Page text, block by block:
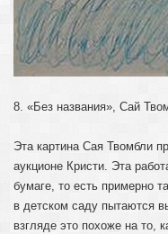
8. «Без названия», Сай
Эта картина Сая Твомбли
аукционе Кристи. Эта
бумаге, то есть примерно
в детском саду пытаются
взгляде это похоже на то,